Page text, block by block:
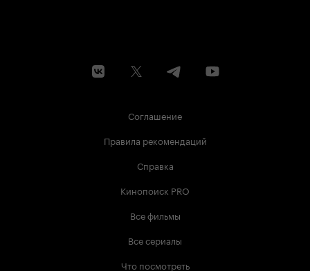
Соглашение
Правила рекомендаций
Справка
Кинопоиск PRO
Все фильмы
Все сериалы
Что посмотреть